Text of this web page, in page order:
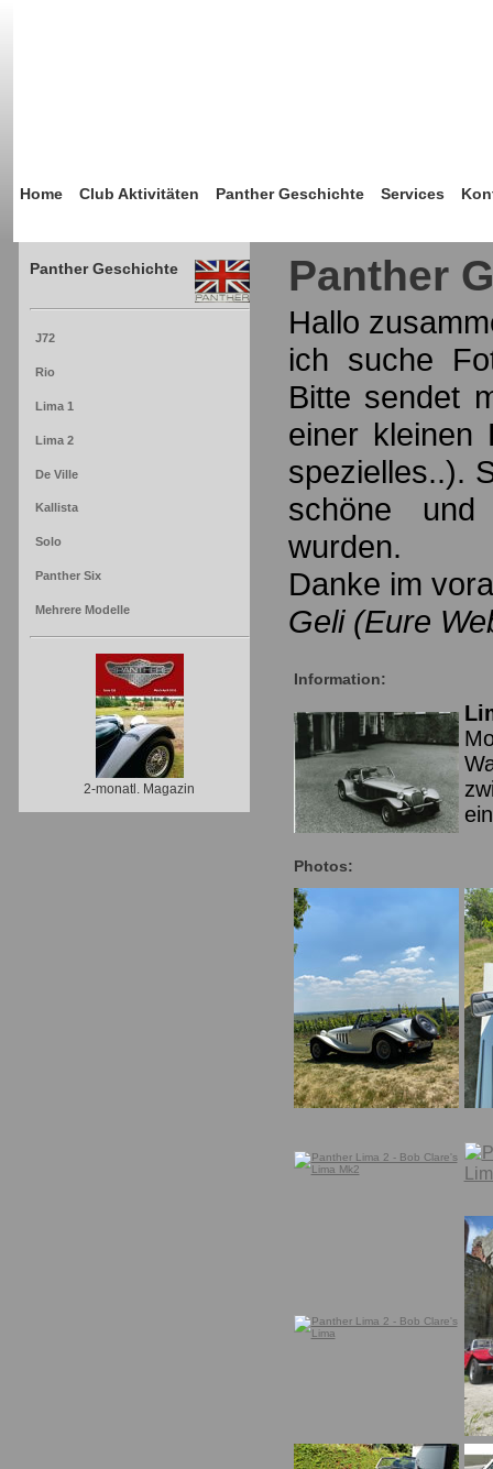
Home Club Aktivitäten Panther Geschichte Services
Panther Geschichte
J72
Rio
Lima 1
Lima 2
De Ville
Kallista
Solo
Panther Six
Mehrere Modelle
2-monatl. Magazin
Panther
Hallo
ich suche
Bitte sendet
einer kleinen
spezielles..).
schöne und
wurden.
Danke im
Geli (Eure
Information:
Photos: